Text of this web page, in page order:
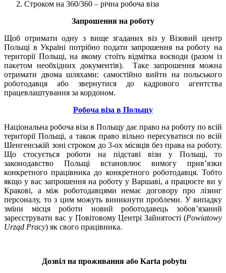
Строком на 360/360 – річна робоча віза
Запрошення на роботу
Щоб отримати одну з вище згаданих віз у Візовий центр
Польщі в Україні потрібно подати запрошення на роботу на
території Польщі, на якому стоїть відмітка воєводи (разом із
пакетом необхідних документів). Таке запрошення можна
отримати двома шляхами: самостійно вийти на польського
роботодавця або звернутися до кадрового агентства
працевлаштування за кордоном.
Робоча віза в Польщу
Національна робоча віза в Польщу дає право на роботу по всій
території Польщі, а також право вільно пересуватися по всій
Шенгенській зоні строком до 3-ох місяців без права на роботу.
Що стосується роботи на підставі візи у Польщі, то
законодавство Польщі встановлює вимогу прив’язки
конкретного працівника до конкретного роботодавця. Тобто
якщо у вас запрошення на роботу у Варшаві, а працюєте ви у
Кракові, а між роботодавцями немає договору про лізинг
персоналу, то з цим можуть виникнути проблеми. У випадку
зміни місця роботи новий роботодавець зобов’язаний
зареєструвати вас у Повітовому Центрі Зайнятості (Powiatowy
Urząd Pracy) як свого працівника.
Дозвіл на проживання або Karta pobytu